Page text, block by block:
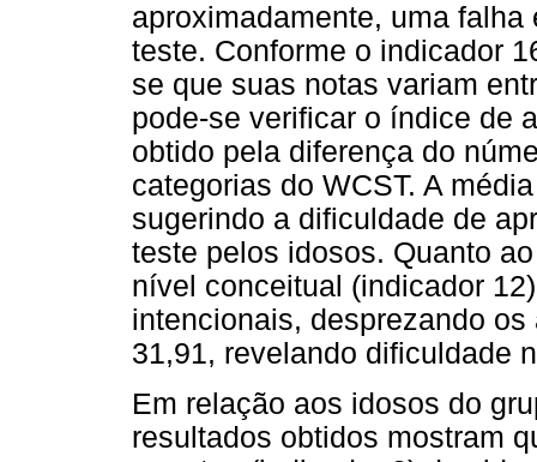
aproximadamente, uma
teste. Conforme o indicador
se que suas notas variam
pode-se verificar o índice de
obtido pela diferença do
categorias do WCST. A
sugerindo a dificuldade de
teste pelos idosos. Quanto
nível conceitual (indicador
intencionais, desprezando
31,91, revelando dificuldade
Em relação aos idosos do
resultados obtidos mostram